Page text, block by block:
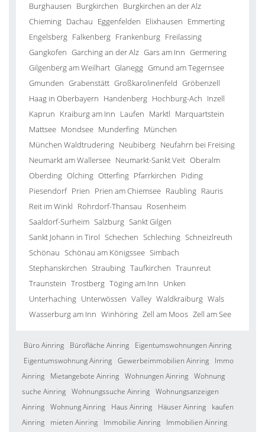
Burghausen Burgkirchen Burgkirchen an der Alz
Chieming Dachau Eggenfelden Elixhausen Emmerting
Engelsberg Falkenberg Frankenburg Freilassing
Gangkofen Garching an der Alz Gars am Inn Germering
Gilgenberg am Weilhart Glanegg Gmund am Tegernsee
Gmunden Grabenstätt Großkarolinenfeld Gröbenzell
Haag in Oberbayern Handenberg Hochburg-Ach Inzell
Kaprun Kraiburg am Inn Laufen Marktl Marquartstein
Mattsee Mondsee Munderfing München
München Waldtrudering Neubiberg Neufahrn bei Freising
Neumarkt am Wallersee Neumarkt-Sankt Veit Oberalm
Oberding Olching Otterfing Pfarrkirchen Piding
Piesendorf Prien Prien am Chiemsee Raubling Rauris
Reit im Winkl Rohrdorf-Thansau Rosenheim
Saaldorf-Surheim Salzburg Sankt Gilgen
Sankt Johann in Tirol Schechen Schleching Schneizlreuth
Schönau Schönau am Königssee Simbach
Stephanskirchen Straubing Taufkirchen Traunreut
Traunstein Trostberg Töging am Inn Unken
Unterhaching Unterwössen Valley Waldkraiburg Wals
Wasserburg am Inn Winhöring Zell am Moos Zell am See
Büro Ainring Bürofläche Ainring
Eigentumswohnungen Ainring
Eigentumswohnung Ainring Gewerbeimmobilien Ainring
Immo
Ainring
Mietangebote Ainring Wohnungen Ainring Wohnung
suche Ainring Wohnungssuche Ainring Wohnungsanzeigen
Ainring Wohnung Ainring Haus Ainring Häuser Ainring
kaufen
Ainring
mieten Ainring Immobilie Ainring
Immobilien Ainring